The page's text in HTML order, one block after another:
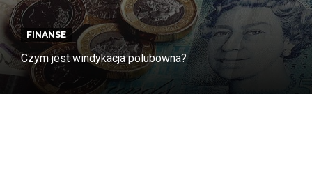
FINANSE
Czym jest windykacja polubowna?